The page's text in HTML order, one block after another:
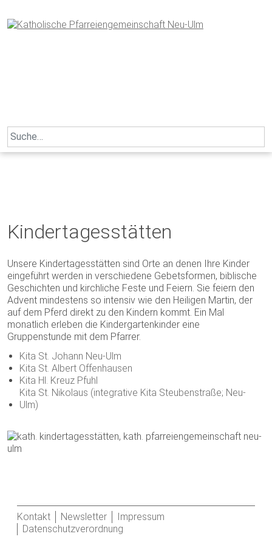
to
content
Search
for:
Kindertagesstätten
Unsere Kindertagesstätten sind Orte an denen Ihre Kinder
eingeführt werden in verschiedene Gebetsformen, biblische
Geschichten und kirchliche Feste und Feiern. Sie feiern den
Advent mindestens so intensiv wie den Heiligen Martin, der
auf dem Pferd direkt zu den Kindern kommt. Ein Mal
monatlich erleben die Kindergartenkinder eine
Gruppenstunde mit dem Pfarrer.
Kita St. Johann Neu-Ulm
Kita St. Albert Offenhausen
Kita Hl. Kreuz Pfuhl
Kita St. Nikolaus (integrative Kita Steubenstraße; Neu-
Ulm)
Kontakt Newsletter
Impressum
Datenschutzverordnung